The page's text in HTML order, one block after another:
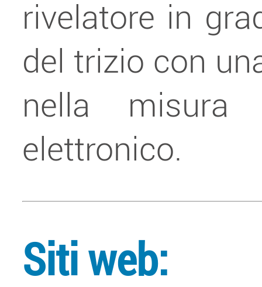
rivelatore in
del trizio con
nella misura
elettronico.
Siti web: